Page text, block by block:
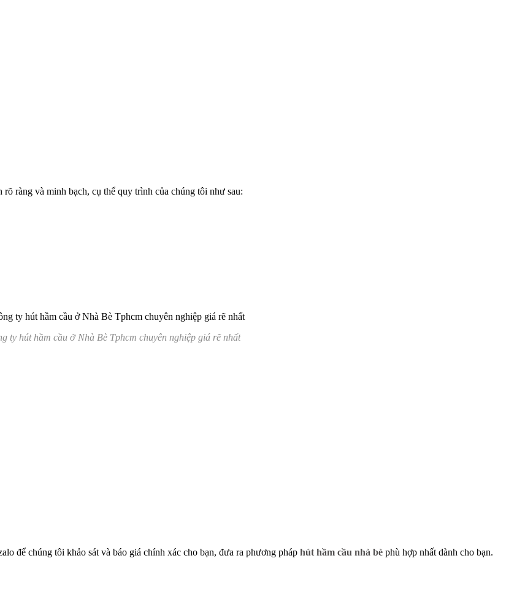
ràng và minh bạch, cụ thể quy trình của chúng tôi như sau:
ty hút hầm cầu ở Nhà Bè Tphcm chuyên nghiệp giá rẽ nhất
để chúng tôi khảo sát và báo giá chính xác cho bạn, đưa ra phương pháp hút hầm cầu nhà bè phù hợp nhất dành cho bạn.